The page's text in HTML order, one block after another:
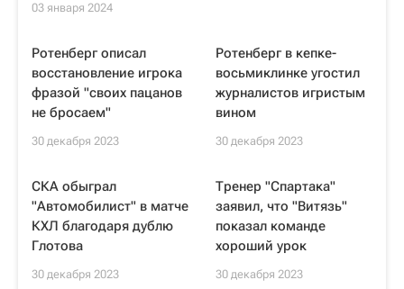
03 января 2024
Ротенберг описал
восстановление игрока
фразой "своих пацанов
не бросаем"
30 декабря 2023
Ротенберг в кепке-
восьмиклинке угостил
журналистов игристым
вином
30 декабря 2023
СКА обыграл
"Автомобилист" в матче
КХЛ благодаря дублю
Глотова
30 декабря 2023
Тренер "Спартака"
заявил, что "Витязь"
показал команде
хороший урок
30 декабря 2023